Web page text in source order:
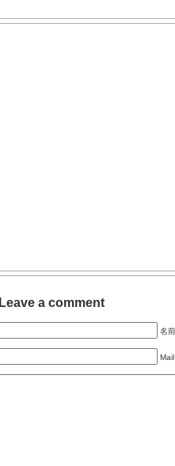
Leave a comment
名